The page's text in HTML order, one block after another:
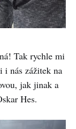
Tak rychle mi
i nás zážitek na
jak jinak a
Hes.